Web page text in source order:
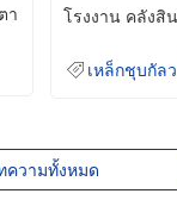
า
โรงงาน คลังสิ
เหล็กชุบกัล
ความทั้งหมด